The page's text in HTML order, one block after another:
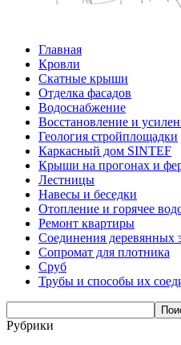
Главная
Кровли
Скатные крыши
Отделка фасадов
Водоснабжение
Восстановление и
Геология стройплощадки
Каркасный дом SINTEF
Крыши на прогонах и
Лестницы
Навесы и беседки
Отопление и горячее
Ремонт квартиры
Соединения деревянных
Сопромат для плотника
Сруб
Трубы и способы их
Рубрики